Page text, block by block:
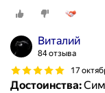
Виталий
84 отзыва
17
Достоинства: